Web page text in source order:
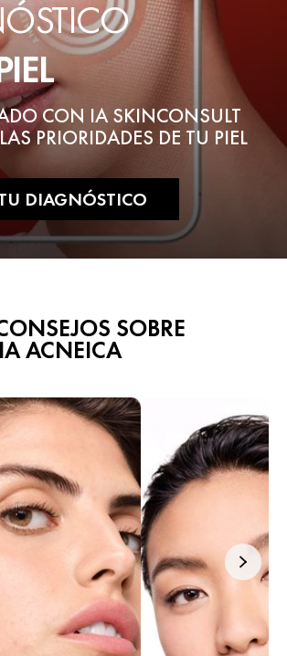
CON IA SKINCONSULT
PRIORIDADES DE TU PIEL
DIAGNÓSTICO
SOBRE
ACNEICA